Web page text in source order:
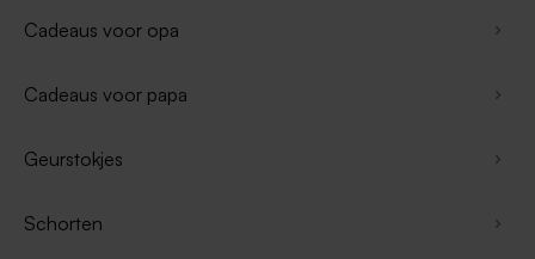
Cadeaus voor opa
Cadeaus voor papa
Geurstokjes
Schorten